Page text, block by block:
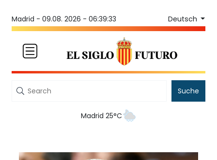
Madrid - 09.08. 2026 - 06:39:33 Deutsch
Suche
Madrid 25°C